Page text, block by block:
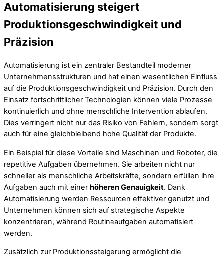
Automatisierung steigert
Produktionsgeschwindigkeit und
Präzision
Automatisierung ist ein zentraler Bestandteil moderner
Unternehmensstrukturen und hat einen wesentlichen Einfluss
auf die Produktionsgeschwindigkeit und Präzision. Durch den
Einsatz fortschrittlicher Technologien können viele Prozesse
kontinuierlich und ohne menschliche Intervention ablaufen.
Dies verringert nicht nur das Risiko von Fehlern, sondern sorgt
auch für eine gleichbleibend hohe Qualität der Produkte.
Ein Beispiel für diese Vorteile sind Maschinen und Roboter, die
repetitive Aufgaben übernehmen. Sie arbeiten nicht nur
schneller als menschliche Arbeitskräfte, sondern erfüllen ihre
Aufgaben auch mit einer höheren Genauigkeit. Dank
Automatisierung werden Ressourcen effektiver genutzt und
Unternehmen können sich auf strategische Aspekte
konzentrieren, während Routineaufgaben automatisiert
werden.
Zusätzlich zur Produktionssteigerung ermöglicht die